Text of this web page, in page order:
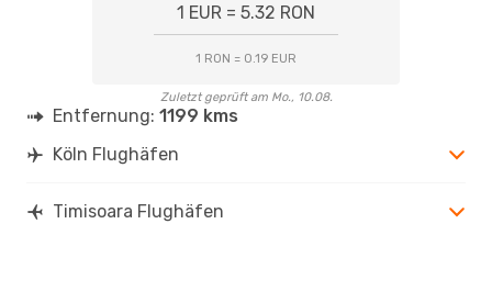
1 EUR = 5.32 RON
1 RON = 0.19 EUR
Zuletzt geprüft am Mo., 10.08.
Entfernung: 1199 kms
Köln Flughäfen
Timisoara Flughäfen